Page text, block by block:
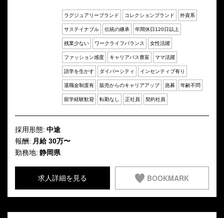
ラグジュアリーブランド コレクションブランド 外資系
サステイナブル 伝統の継承 年間休日120日以上
残業少ない ワークライフバランス 女性活躍
ファッション感度 キャリアパス豊富 ママ活躍
語学を生かす ダイバーシティ インセンティブ有り
退職金制度有 販売からのキャリアアップ 急募 年齢不問
留学経験歓迎 転勤なし 正社員 契約社員
採用形態: 中途
報酬: 月給 30万〜
勤務地: 静岡県
求人詳細を見る BOOKMARK